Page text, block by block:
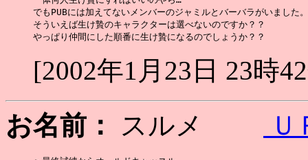
でもPUBには加えてないメンバーのジャミルとバーバラがいました。
そういえば生け贄のキャラクターは選べないのですか？？
[2002年1月23日 23時
お名前：
スルメ Ｕ